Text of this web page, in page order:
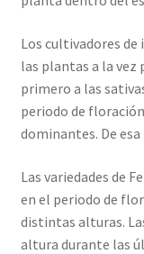
Los cultivadores
las plantas a la vez
primero a las
periodo de
dominantes. De
Las variedades de
en el periodo de
distintas alturas.
altura durante las